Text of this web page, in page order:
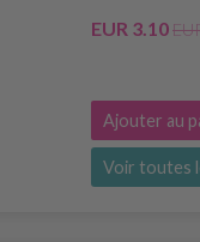
EUR 3.10
Ajouter au
Voir toutes